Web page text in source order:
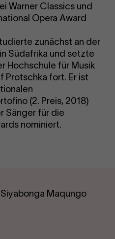
Warner Classics und
Opera Award
zunächst an der
Südafrika und setzte
Hochschule für Musik
Protschka fort. Er ist
(2. Preis, 2018)
Sänger für die
nominiert.
Maqungo